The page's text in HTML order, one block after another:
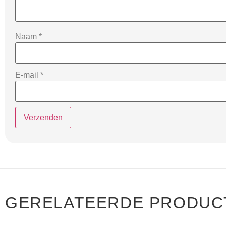
Naam *
E-mail *
GERELATEERDE